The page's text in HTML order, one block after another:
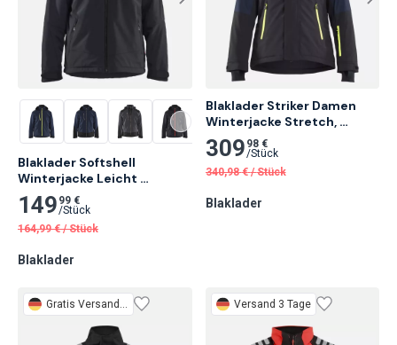
Blaklader Softshell
Winterjacke Leicht
gefüttert,
Schwarz/Schwarz
149 99 €
/Stück
164,99 € /Stück
Blaklader
Blaklader Striker Damen
Winterjacke Stretch,
Dunkel Marineblau/High Vis
Gelb
309 98 €
/Stück
340,98 € /Stück
Blaklader
Gratis Versand 3 Tage Versand 3 Tage